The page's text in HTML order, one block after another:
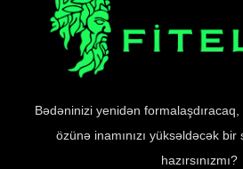
Bədəninizi yenidən
özünə inamınızı yüksəldəcək bir
hazırsınızmı?